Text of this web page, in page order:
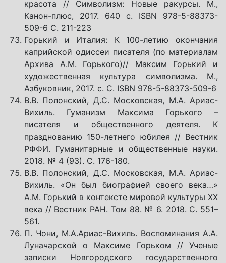
красота // Символизм: Новые ракурсы. М.,
Канон-плюс, 2017. 640 с. ISBN 978-5-88373-
509-6 С. 211-223
Горький и Италия: К 100-летию окончания
каприйской одиссеи писателя (по материалам
Архива А.М. Горького)// Максим Горький и
художественная культура символизма. М.,
Азбуковник, 2017. с. С. ISBN 978-5-88373-509-6
В.В. Полонский, Д.С. Московская, М.А. Ариас-
Вихиль. Гуманизм Максима Горького –
писателя и общественного деятеля. К
празднованию 150-летнего юбилея // Вестник
РФФИ. Гуманитарные и общественные науки.
2018. № 4 (93). С. 176-180.
В.В. Полонский, Д.С. Московская, М.А. Ариас-
Вихиль. «Он был биографией своего века…»
А.М. Горький в контексте мировой культуры ХХ
века // Вестник РАН. Том 88. № 6. 2018. С. 551–
561.
П. Чони, М.А.Ариас-Вихиль. Воспоминания А.А.
Луначарской о Максиме Горьком // Ученые
записки Новгородского государственного